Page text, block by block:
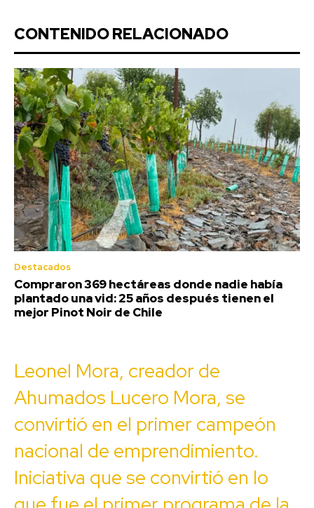
CONTENIDO RELACIONADO
Destacados
Compraron 369 hectáreas donde nadie había
plantado una vid: 25 años después tienen el
mejor Pinot Noir de Chile
Leonel Mora, creador de
Ahumados Lucero Mora, se
convirtió en el primer campeón
nacional de emprendimiento.
Iniciativa que se convirtió en lo